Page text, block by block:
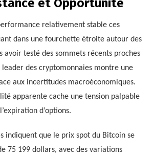
et Opportunité
relativement stable ces
dans une fourchette étroite autour des
avoir testé des sommets récents proches
des cryptomonnaies montre une
aux incertitudes macroéconomiques.
apparente cache une tension palpable
d’options.
indiquent que le prix spot du Bitcoin se
75 199 dollars, avec des variations